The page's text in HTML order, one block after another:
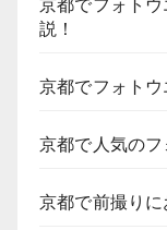
京都でフォト
説！
京都でフォト
京都で人気の
京都で前撮り